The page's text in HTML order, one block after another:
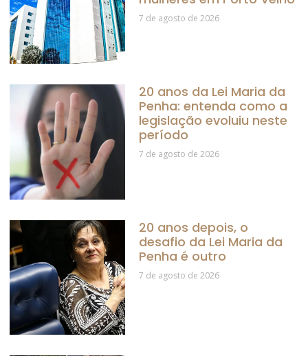
7 de agosto de 2026
20 anos da Lei Maria da
Penha: entenda como a
legislação evoluiu neste
período
7 de agosto de 2026
20 anos depois, o
desafio da Lei Maria da
Penha é outro
7 de agosto de 2026